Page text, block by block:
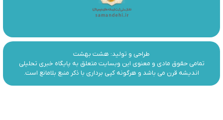
تمامی حقوق مادی و معنوی این وبسایت متعلق به پایگاه خبری تحلیلی
اندیشه قرن می باشد و هرگونه کپی برداری با ذکر منبع بلامانع است.
طراحی و تولید: هشت بهشت